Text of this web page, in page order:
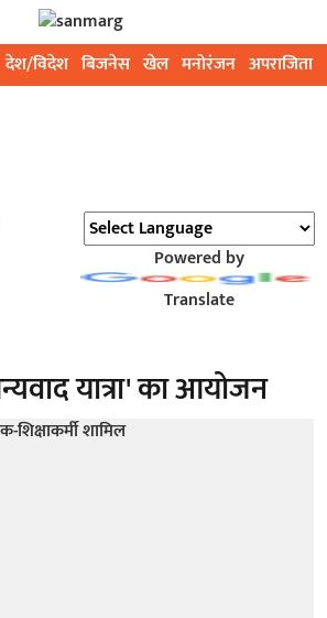
देश/विदेश बिजनेस खेल मनोरंजन अपराजिता
Powered by
Translate
यात्रा' का आयोजन